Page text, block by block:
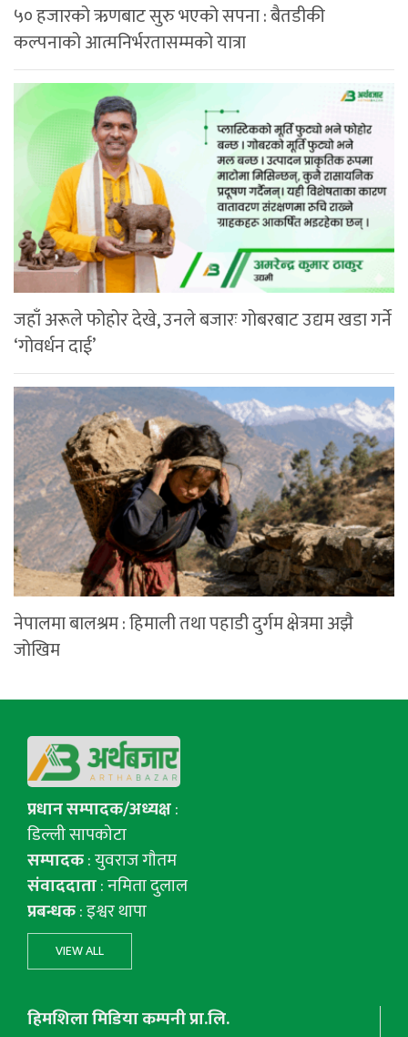
५० हजारको ऋणबाट सुरु भएको सपना : बैतडीकी
कल्पनाको आत्मनिर्भरतासम्मको यात्रा
जहाँ अरूले फोहोर देखे, उनले बजारः गोबरबाट उद्यम खडा गर्ने
‘गोवर्धन दाई’
नेपालमा बालश्रम : हिमाली तथा पहाडी दुर्गम क्षेत्रमा अझै
जोखिम
प्रधान सम्पादक/अध्यक्ष:
डिल्ली सापकोटा
सम्पादक: युवराज गाैतम
संवाददाता: नमिता दुलाल
प्रबन्धक: इश्वर थापा
VIEW ALL
हिमशिला मिडिया कम्पनी प्रा.लि.